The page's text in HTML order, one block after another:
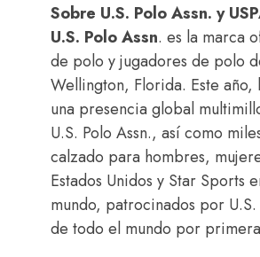
Sobre U.S. Polo Assn. y
U.S. Polo Assn. es la marca
de polo y jugadores de polo
Wellington, Florida. Este año,
una presencia global
U.S. Polo Assn., así como
calzado para hombres,
Estados Unidos y Star
mundo, patrocinados por
de todo el mundo por